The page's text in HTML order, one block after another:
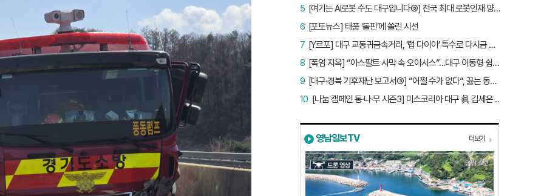
[여기는 AI로봇 수도 대구입니다⑤] 전국 최대 로봇인재 양성소…“대구산업 맞춤형 교육과정 만들자”
5
[포토뉴스] 태풍 ‘돌핀’에 쏠린 시선
6
[Y르포] 대구 교동귀금속거리, ‘랩 다이아’ 특수로 다시금 활기…“반짝 인기 의존 않는 지속 가능 성장 동력 마련해야”
7
[폭염 지옥] “아스팔트 사막 속 오아시스”…대구 이동형 쉼터 버스 ‘북적’, 지하철역도 ‘바글’
8
[대구·경북 기후재난 보고서③] “어쩔 수가 없다”, 끓는 동해…‘절멸 위기’ 경북 수산업
9
[나눔 캠페인 통·나·무 시즌3] 미스코리아 대구 眞 김세은 “내가 받은 응원, 다음 사람에게”
10
영남일보TV 더보기